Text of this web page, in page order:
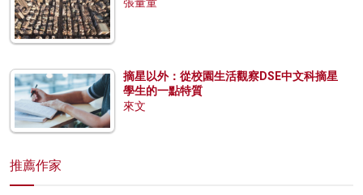
摘星以外：從校園生活觀察DSE中文科摘星
學生的一點特質
來文
推薦作家